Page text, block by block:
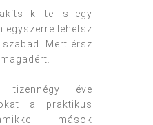
ki te is egy
egyszerre lehetsz
Mert érsz
tizennégy éve
a praktikus
mások